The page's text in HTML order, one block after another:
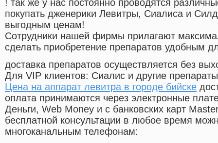
! так же у нас постоянно проводятся
покупать дженерики Левитры, Сиалиса и
выгодным ценам!
Cотрудники нашей фирмы прилагают
сделать приобретение препаратов удобным
доставка препаратов осуществляется без
Для VIP клиентов: Сиалис и другие
Цена на аппарат левитра в городе бийске
оплата принимаются через электронные
Деньги, Web Money и с банковских карт
бесплатной консультации в любое время
многоканальным телефонам: